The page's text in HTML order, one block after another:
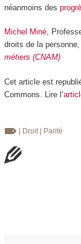
néanmoins des
Michel Miné,
droits de la
métiers (CNAM)
Cet article est
Commons. Lire l’
| Droit | Parité